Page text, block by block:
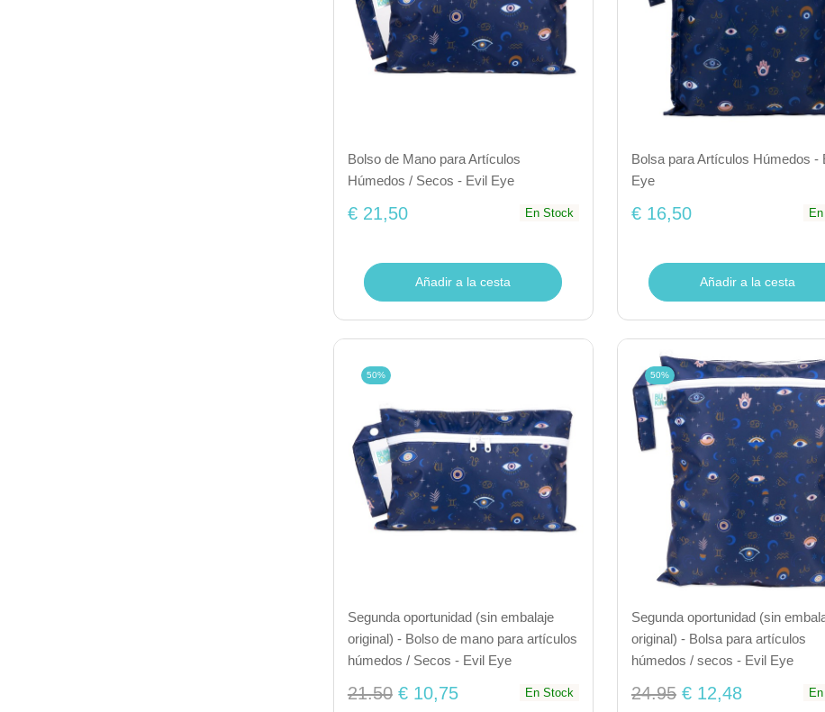
Bolso de Mano para Artículos
Húmedos / Secos - Evil Eye
€ 21,50 En Stock
Añadir a la cesta
Bolsa para Artículos Húmedos -
Eye
€ 16,50
Añadir a la cesta
50%
Segunda oportunidad (sin embalaje
original) - Bolso de mano para artículos
húmedos / Secos - Evil Eye
21.50 € 10,75 En Stock
50%
Segunda oportunidad (sin
original) - Bolsa para artículos
húmedos / secos - Evil Eye
24.95 € 12,48